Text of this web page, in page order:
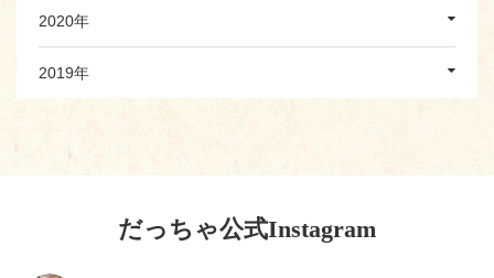
2020年
2019年
だっちゃ公式Instagram